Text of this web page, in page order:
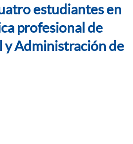
estudiantes en
profesional de
y Administración de